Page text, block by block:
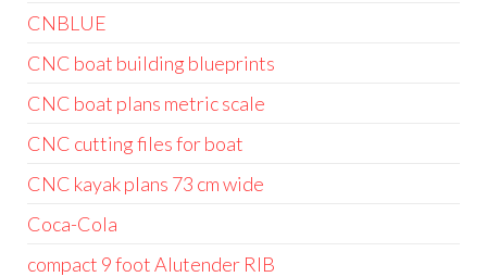
CNBLUE
CNC boat building blueprints
CNC boat plans metric scale
CNC cutting files for boat
CNC kayak plans 73 cm wide
Coca-Cola
compact 9 foot Alutender RIB